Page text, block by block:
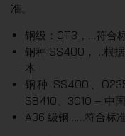
准。
钢级：CT3，…符合
钢种 SS400，…根据
本
钢种 SS400、
SB410、3010 – 中国
A36 级钢……符合标